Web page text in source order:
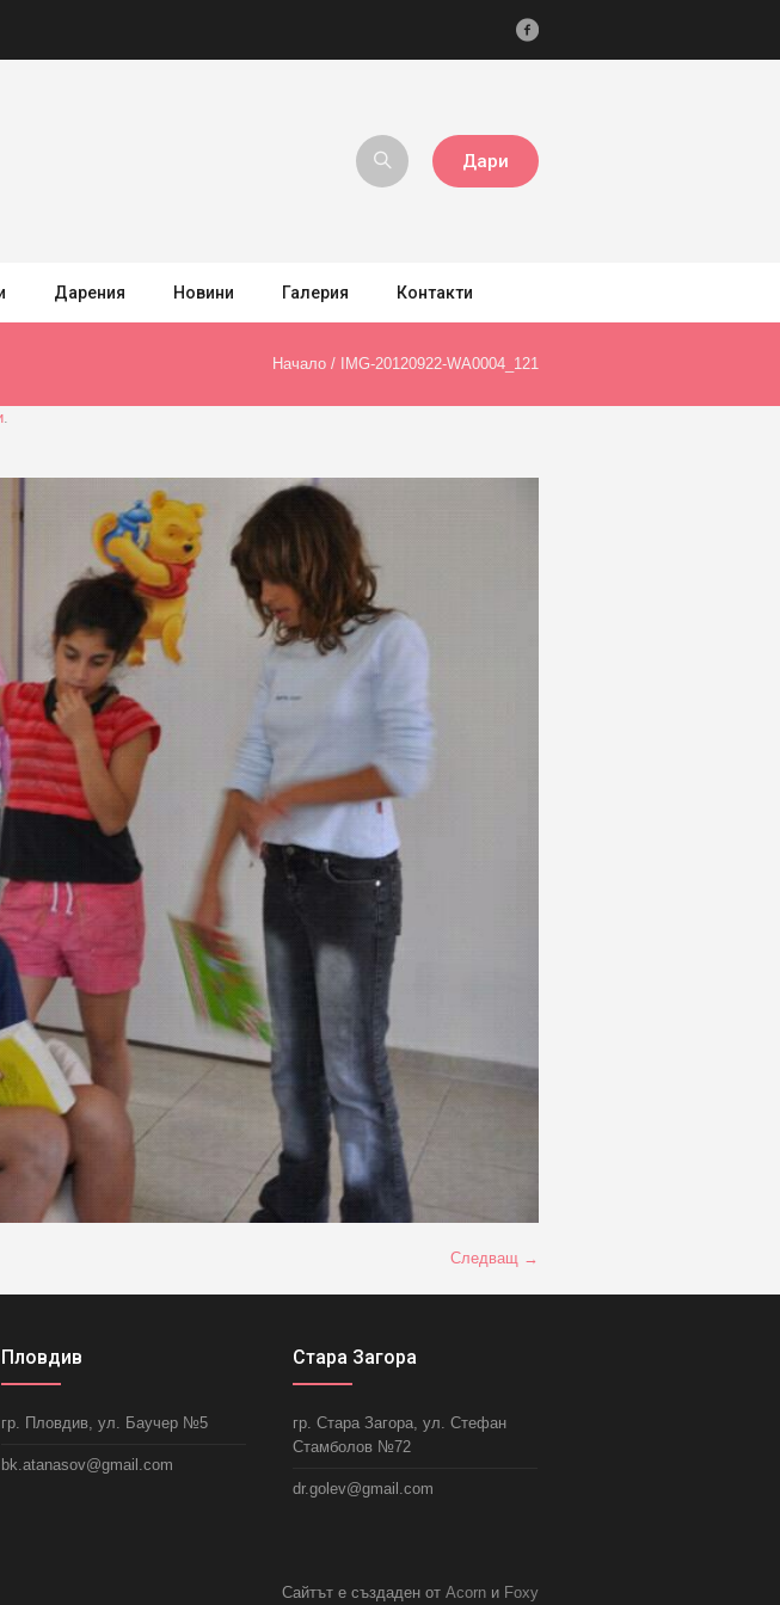
Дари
Дарения Новини Галерия Контакти
Начало / IMG-20120922-WA0004_121
.
Следващ →
Пловдив
гр. Пловдив, ул. Баучер №5
bk.atanasov@gmail.com
Стара Загора
гр. Стара Загора, ул. Стефан
Стамболов №72
dr.golev@gmail.com
Сайтът е създаден от Acorn и Foxy